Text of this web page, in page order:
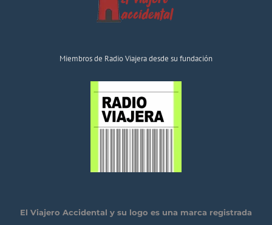
Miembros de Radio Viajera desde su fundación
El Viajero Accidental y su logo es una marca registrada